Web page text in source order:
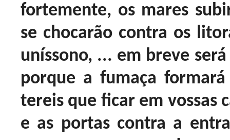
fortemente, os mares
se chocarão contra os
uníssono, ... em breve
porque a fumaça
tereis que ficar em vossas
e as portas contra a